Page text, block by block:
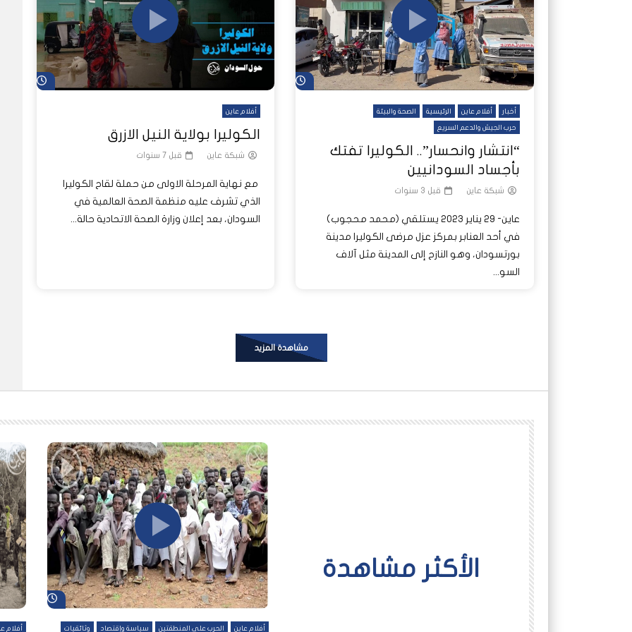
أخبار أفلام عاين الرئيسية الصحة والبيئة
حرب الجيش والدعم السريع
“انتشار وانحسار”.. الكوليرا تفتك
بأجساد السودانيين
شبكة عاين قبل 3 سنوات
عاين- 29 يناير 2023 يستلقي (محمد محجوب)
في أحد العنابر بمركز عزل مرضى الكوليرا مدينة
بورتسودان، وهو النازح إلى المدينة مثل آلاف
السو...
أفلام عاين
الكوليرا بولاية النيل الازرق
شبكة عاين قبل 7 سنوات
مع نهاية المرحلة الاولى من حملة لقاح الكوليرا
الذي تشرف عليه منظمة الصحة العالمية في
السودان، بعد إعلان وزارة الصحة الاتحادية حالة...
مشاهدة المزيد
اﻷكثر مشاهدة
شاهد لاحقاً شاهد لاحقاً
أفلام عاين الحرب على المنطقتين سياسة وإقتصاد وثائقيات أفلام